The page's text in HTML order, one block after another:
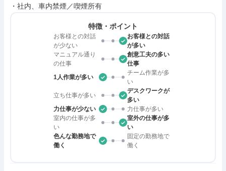
・社内、車内禁煙／喫煙所有
特徴・ポイント
お客様との対話
が少ない
お客様との対話
が多い
マニュアル通り
の仕事
創意工夫の多い
仕事
1人作業が多い
チーム作業が多
い
立ち仕事が多い
デスクワークが
多い
力仕事が少ない
力仕事が多い
室内の仕事が多
い
室外の仕事が多
い
色んな勤務地で
働く
固定の勤務地で
働く